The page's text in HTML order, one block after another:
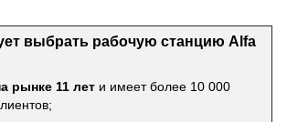
выбрать рабочую станцию Alfa
рынке 11 лет и имеет более 10 000